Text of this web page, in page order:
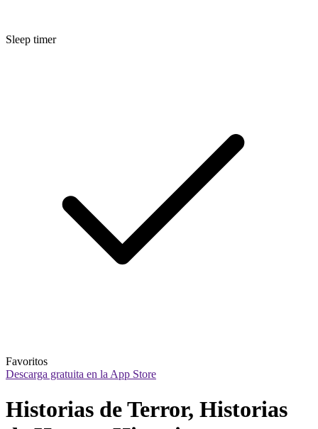
Sleep timer
Favoritos
Descarga gratuita en la App Store
Historias de Terror, Historias